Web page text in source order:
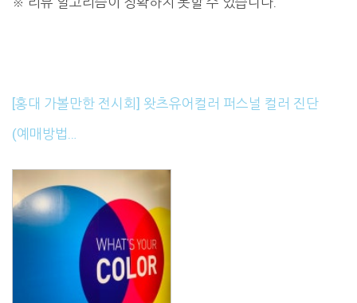
[홍대 가볼만한 전시회] 왓츠유어컬러 퍼스널 컬러 진단
(예매방법…